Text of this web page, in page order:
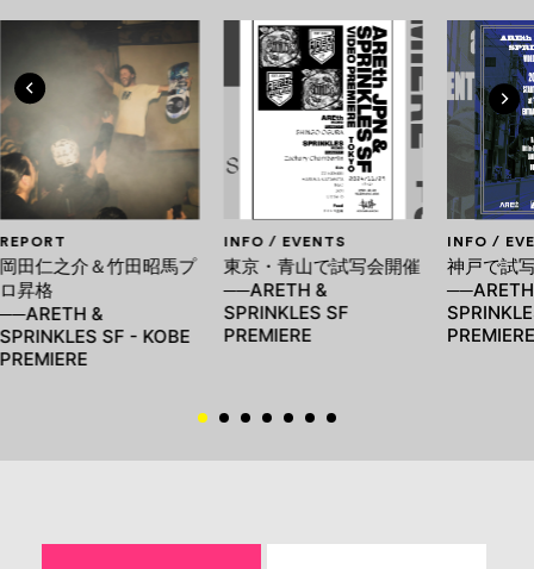
REPORT
岡田仁之介＆竹田昭馬プ
ロ昇格
──ARETH &
SPRINKLES SF - KOBE
PREMIERE
INFO / EVENTS
東京・青山で試写会開催
──ARETH &
SPRINKLES SF
PREMIERE
INFO /
神戸で試